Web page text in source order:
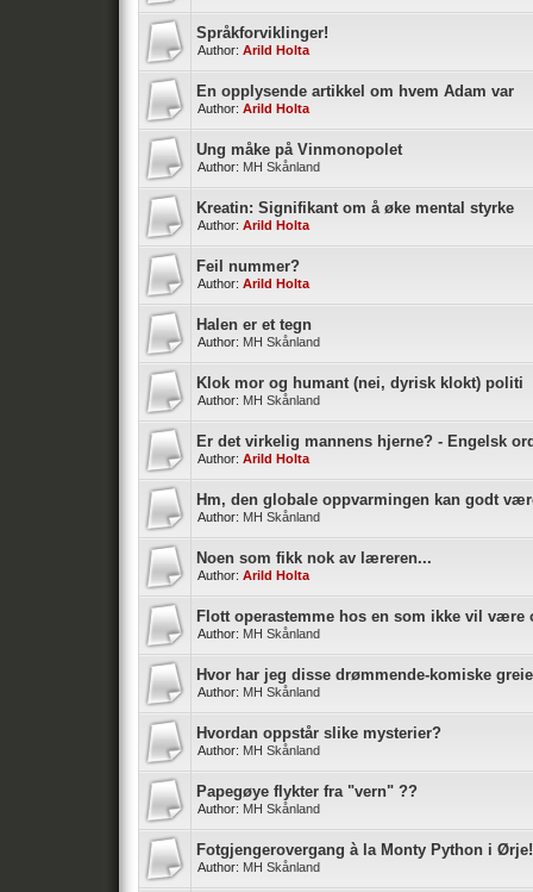
Språkforviklinger!
Author: Arild Holta
En opplysende artikkel om hvem Adam var
Author: Arild Holta
Ung måke på Vinmonopolet
Author: MH Skånland
Kreatin: Signifikant om å øke mental styrke
Author: Arild Holta
Feil nummer?
Author: Arild Holta
Halen er et tegn
Author: MH Skånland
Klok mor og humant (nei, dyrisk klokt) politi
Author: MH Skånland
Er det virkelig mannens hjerne? - Engelsk
Author: Arild Holta
Hm, den globale oppvarmingen kan godt
Author: MH Skånland
Noen som fikk nok av læreren...
Author: Arild Holta
Flott operastemme hos en som ikke vil være
Author: MH Skånland
Hvor har jeg disse drømmende-komiske
Author: MH Skånland
Hvordan oppstår slike mysterier?
Author: MH Skånland
Papegøye flykter fra "vern" ??
Author: MH Skånland
Fotgjengerovergang à la Monty Python i Ørje!
Author: MH Skånland